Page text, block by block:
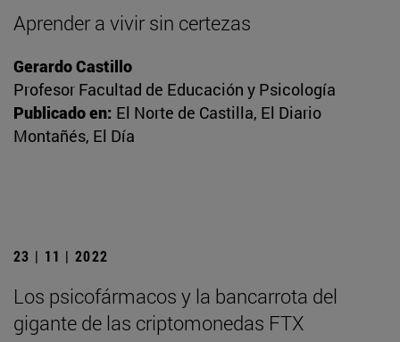
Aprender a vivir sin certezas
Gerardo Castillo
Profesor Facultad de Educación y Psicología
Publicado en: El Norte de Castilla, El Diario
Montañés, El Día
23 | 11 | 2022
Los psicofármacos y la bancarrota del
gigante de las criptomonedas FTX